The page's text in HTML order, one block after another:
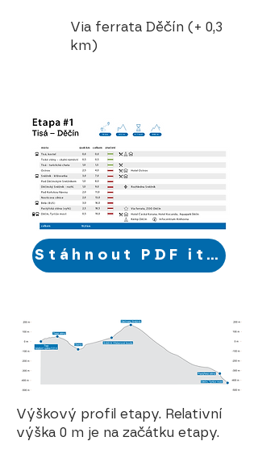
Via ferrata Děčín (+ 0,3
km)
Stáhnout PDF itinerář
Výškový profil etapy. Relativní
výška 0 m je na začátku etapy.